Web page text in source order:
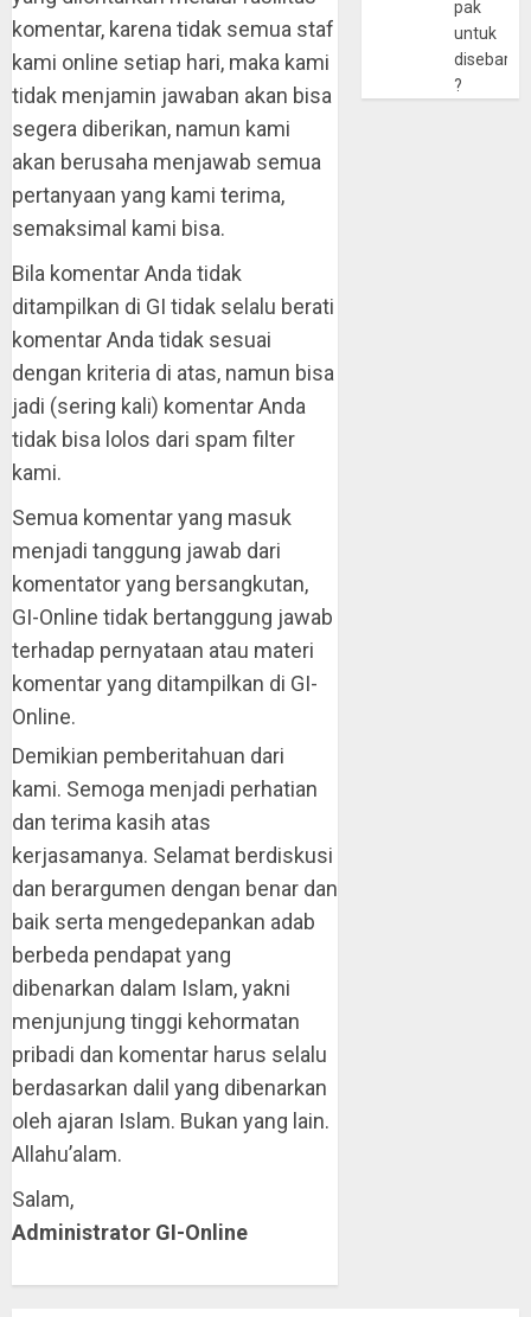
komentar, karena tidak semua staf
kami online setiap hari, maka kami
tidak menjamin jawaban akan bisa
segera diberikan, namun kami
akan berusaha menjawab semua
pertanyaan yang kami terima,
semaksimal kami bisa.
Bila komentar Anda tidak
ditampilkan di GI tidak selalu berati
komentar Anda tidak sesuai
dengan kriteria di atas, namun bisa
jadi (sering kali) komentar Anda
tidak bisa lolos dari spam filter
kami.
Semua komentar yang masuk
menjadi tanggung jawab dari
komentator yang bersangkutan,
GI-Online tidak bertanggung jawab
terhadap pernyataan atau materi
komentar yang ditampilkan di GI-
Online.
Demikian pemberitahuan dari
kami. Semoga menjadi perhatian
dan terima kasih atas
kerjasamanya. Selamat berdiskusi
dan berargumen dengan benar dan
baik serta mengedepankan adab
berbeda pendapat yang
dibenarkan dalam Islam, yakni
menjunjung tinggi kehormatan
pribadi dan komentar harus selalu
berdasarkan dalil yang dibenarkan
oleh ajaran Islam. Bukan yang lain.
Allahu’alam.
Salam,
Administrator GI-Online
pak
untuk
?